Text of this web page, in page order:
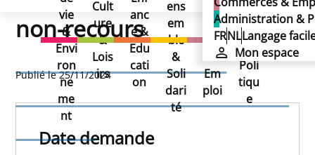
Administration &
FRNLLangage
Mon espace
vie
&
Envi
ron
ne
me
nt
Cult
ure
&
Lois
irs
anc
e &
Edu
cati
on
ens
em
ble
&
Soli
dari
té
mm
erc
es
&
Em
ploi
istr
atio
n &
Poli
tiqu
e
non-recours
Permis d'urbanisme
Newton - décision de non-
recours
Publié le 25/11/2024
Date demande